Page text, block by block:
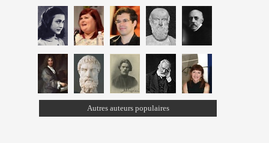
Autres auteurs populaires